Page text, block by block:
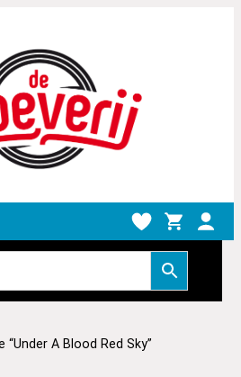
“Under A Blood Red Sky”